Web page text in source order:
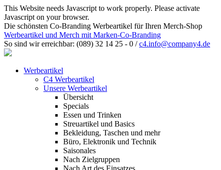
This Website needs Javascript to work properly. Please activate
Javascript on your browser.
Die schönsten Co-Branding Werbeartikel für Ihren Merch-Shop
Werbeartikel und Merch mit Marken-Co-Branding
So sind wir erreichbar: (089) 32 14 25 - 0 /c4.info@company4.de
Werbeartikel
C4 Werbeartikel
Unsere Werbeartikel
Übersicht
Specials
Essen und Trinken
Streuartikel und Basics
Bekleidung, Taschen und mehr
Büro, Elektronik und Technik
Saisonales
Nach Zielgruppen
Nach Art des Einsatzes